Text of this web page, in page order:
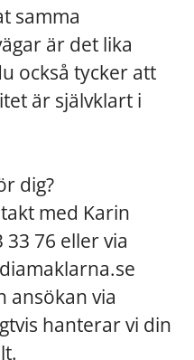
samma
är det lika
också tycker att
är självklart i
dig?
med Karin
33 76 eller via
ansökan via
hanterar vi din